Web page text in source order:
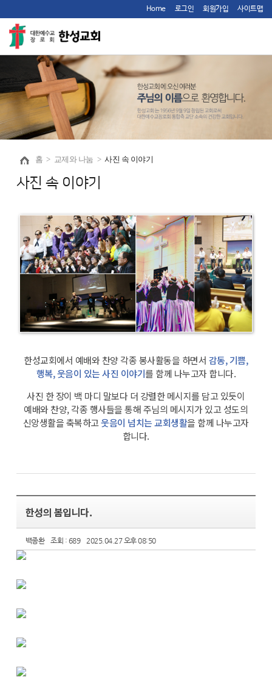
Home 로그인 회원가입 사이트맵
홈 > 교제와 나눔 > 사진 속 이야기
사진 속 이야기
한성교회에서 예배와 찬양 각종 봉사활동을 하면서 감동, 기쁨,
행복, 웃음이 있는 사진 이야기를 함께 나누고자 합니다.
사진 한 장이 백 마디 말보다 더 강렬한 메시지를 담고 있듯이
예배와 찬양, 각종 행사들을 통해주님의 메시지가 있고 성도의
신앙생활을 축복하고웃음이 넘치는 교회생활을 함께 나누고자
합니다.
한성의 봄입니다.
백종환 조회 : 689 2025.04.27 오후 08:50